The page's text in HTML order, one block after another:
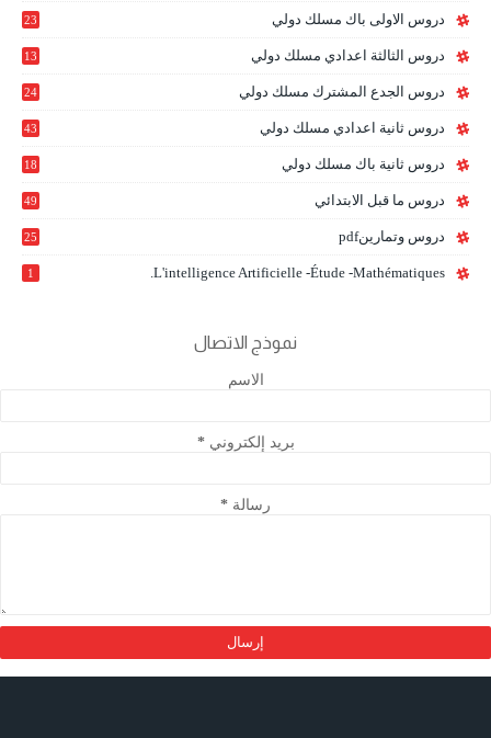
دروس الاولى باك مسلك دولي
23
دروس الثالثة اعدادي مسلك دولي
13
دروس الجدع المشترك مسلك دولي
24
دروس ثانية اعدادي مسلك دولي 43
دروس ثانية باك مسلك دولي
18
دروس ما قبل الابتدائي 49
دروس وتمارينpdf 25
L'intelligence Artificielle -étude -mathématiques.
1
نموذج الاتصال
الاسم
بريد إلكتروني*
رسالة *